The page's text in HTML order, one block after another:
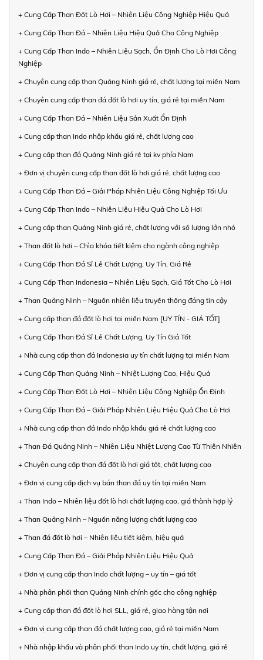
+ Cung Cấp Than Đốt Lò Hơi – Nhiên Liệu Công Nghiệp Hiệu Quả
+ Cung Cấp Than Đá – Nhiên Liệu Hiệu Quả Cho Công Nghiệp
+ Cung Cấp Than Indo – Nhiên Liệu Sạch, Ổn Định Cho Lò Hơi Công
Nghiệp
+ Chuyên cung cấp than Quảng Ninh giá rẻ, chất lượng tại miền Nam
+ Chuyên cung cấp than đá đốt lò hơi uy tín, giá rẻ tại miền Nam
+ Cung Cấp Than Đá – Nhiên Liệu Sản Xuất Ổn Định
+ Cung cấp than Indo nhập khẩu giá rẻ, chất lượng cao
+ Cung cấp than đá Quảng Ninh giá rẻ tại kv phía Nam
+ Đơn vị chuyên cung cấp than đốt lò hơi giá rẻ, chất lượng cao
+ Cung Cấp Than Đá – Giải Pháp Nhiên Liệu Công Nghiệp Tối Ưu
+ Cung Cấp Than Indo – Nhiên Liệu Hiệu Quả Cho Lò Hơi
+ Cung cấp than Quảng Ninh giá rẻ, chất lượng với số lượng lớn nhỏ
+ Than đốt lò hơi – Chìa khóa tiết kiệm cho ngành công nghiệp
+ Cung Cấp Than Đá Sỉ Lẻ Chất Lượng, Uy Tín, Giá Rẻ
+ Cung Cấp Than Indonesia – Nhiên Liệu Sạch, Giá Tốt Cho Lò Hơi
+ Than Quảng Ninh – Nguồn nhiên liệu truyền thống đáng tin cậy
+ Cung cấp than đá đốt lò hơi tại miền Nam [UY TÍN - GIÁ TỐT]
+ Cung Cấp Than Đá Sỉ Lẻ Chất Lượng, Uy Tín Giá Tốt
+ Nhà cung cấp than đá Indonesia uy tín chất lượng tại miền Nam
+ Cung Cấp Than Quảng Ninh – Nhiệt Lượng Cao, Hiệu Quả
+ Cung Cấp Than Đốt Lò Hơi – Nhiên Liệu Công Nghiệp Ổn Định
+ Cung Cấp Than Đá – Giải Pháp Nhiên Liệu Hiệu Quả Cho Lò Hơi
+ Nhà cung cấp than đá Indo nhập khẩu giá rẻ chất lượng cao
+ Than Đá Quảng Ninh – Nhiên Liệu Nhiệt Lượng Cao Từ Thiên Nhiên
+ Chuyên cung cấp than đá đốt lò hơi giá tốt, chất lượng cao
+ Đơn vị cung cấp dịch vụ bán than đá uy tín tại miền Nam
+ Than Indo – Nhiên liệu đốt lò hơi chất lượng cao, giá thành hợp lý
+ Than Quảng Ninh – Nguồn năng lượng chất lượng cao
+ Than đá đốt lò hơi – Nhiên liệu tiết kiệm, hiệu quả
+ Cung Cấp Than Đá – Giải Pháp Nhiên Liệu Hiệu Quả
+ Đơn vị cung cấp than Indo chất lượng – uy tín – giá tốt
+ Nhà phân phối than Quảng Ninh chính gốc cho công nghiệp
+ Cung cấp than đá đốt lò hơi SLL, giá rẻ, giao hàng tận nơi
+ Đơn vị cung cấp than đá chất lượng cao, giá rẻ tại miền Nam
+ Nhà nhập khẩu và phân phối than Indo uy tín, chất lượng, giá rẻ